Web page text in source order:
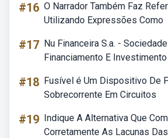
#16 O Narrador Também Faz
Utilizando Expressões Como
#17 Nu Financeira S.a. -
Financiamento E Investimento
#18 Fusível é Um Dispositivo De
Sobrecorrente Em Circuitos
#19 Indique A Alternativa Que
Corretamente As Lacunas